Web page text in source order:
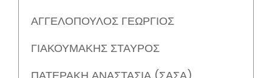
ΑΓΓΕΛΟΠΟΥΛΟΣ ΓΕΩΡΓΙΟΣ
ΓΙΑΚΟΥΜΑΚΗΣ ΣΤΑΥΡΟΣ